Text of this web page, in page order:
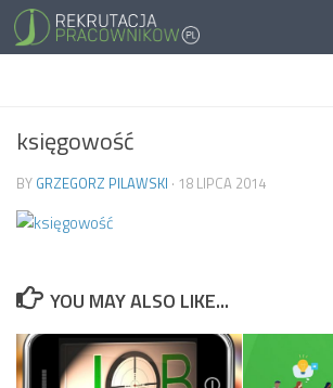
księgowość
BY GRZEGORZ PILAWSKI · 18 LIPCA 2014
YOU MAY ALSO LIKE...